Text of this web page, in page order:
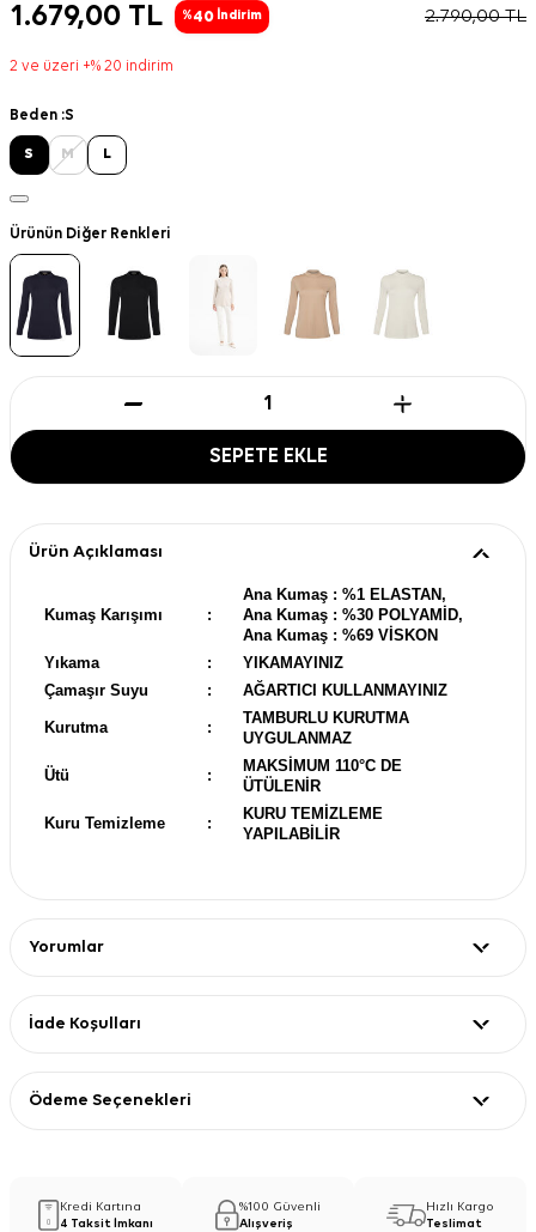
1.679,00 TL %40 İndirim 2.790,00TL
2 ve üzeri +% 20 indirim
Beden :S
S M L
Ürünün Diğer Renkleri
SEPETE EKLE
Ürün Açıklaması
Kumaş Karışımı :
Ana Kumaş : %1 ELASTAN,
Ana Kumaş : %30 POLYAMİD,
Ana Kumaş : %69 VİSKON
Yıkama
:
YIKAMAYINIZ
Çamaşır Suyu
: AĞARTICI KULLANMAYINIZ
Kurutma :
TAMBURLU KURUTMA
UYGULANMAZ
Ütü :
MAKSİMUM 110°C DE
ÜTÜLENİR
Kuru Temizleme :
KURU TEMİZLEME
YAPILABİLİR
Yorumlar
İade Koşulları
Ödeme Seçenekleri
Kredi Kartına
4 Taksit İmkanı
%100 Güvenli
Alışveriş
Hızlı Kargo
Teslimat